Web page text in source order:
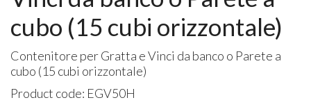
cubo (15 cubi orizzontale)
Contenitore per Gratta e Vinci da banco o Parete a
cubo (15 cubi orizzontale)
Product code: EGV50H